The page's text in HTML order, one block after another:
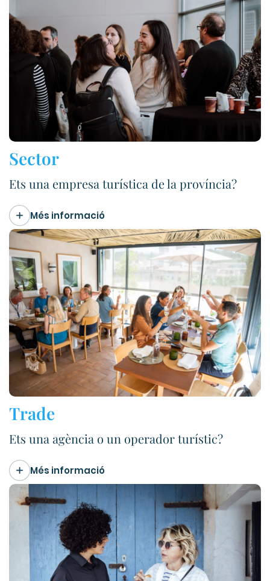
Sector
Ets una empresa turística de la província?
Més informació
Trade
Ets una agència o un operador turístic?
Més informació